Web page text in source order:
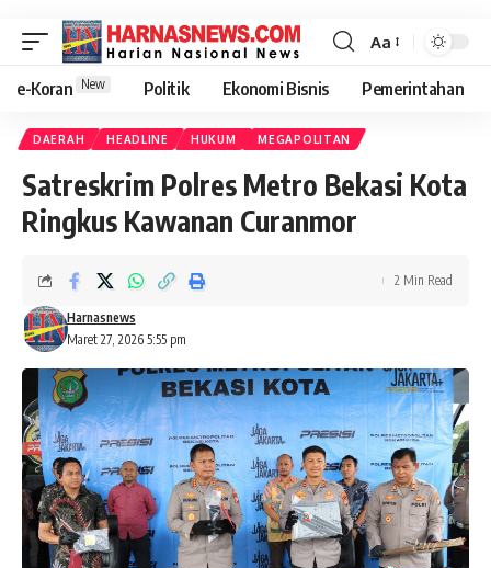
Aa
e-Koran New Politik Ekonomi Bisnis Pemerintahan
DAERAH HEADLINE HUKUM MEGAPOLITAN
Satreskrim Polres Metro Bekasi Kota
Ringkus Kawanan Curanmor
Maret 27, 2026 5:55 pm
Harnasnews
2 Min Read